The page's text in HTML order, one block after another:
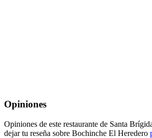
Opiniones
Opiniones de este restaurante de Santa
dejar tu reseña sobre Bochinche El Heredero